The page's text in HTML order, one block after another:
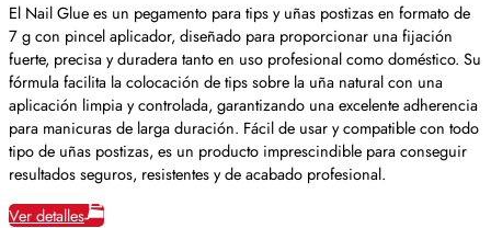
El Nail Glue es un pegamento para tips y uñas postizas en formato de
7 g con pincel aplicador, diseñado para proporcionar una fijación
fuerte, precisa y duradera tanto en uso profesional como doméstico. Su
fórmula facilita la colocación de tips sobre la uña natural con una
aplicación limpia y controlada, garantizando una excelente adherencia
para manicuras de larga duración. Fácil de usar y compatible con todo
tipo de uñas postizas, es un producto imprescindible para conseguir
resultados seguros, resistentes y de acabado profesional.
Ver detalles